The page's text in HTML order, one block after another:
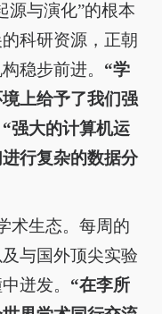
源与演化”的根本
科研资源，正朝
稳步前进。 “学
上给予了我们强
强大的计算机运
行复杂的数据分
术生态。每周的
与国外顶尖实验
迸发。 “在李所